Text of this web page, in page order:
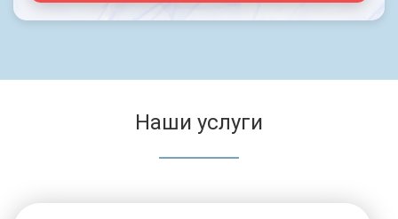
Наши услуги